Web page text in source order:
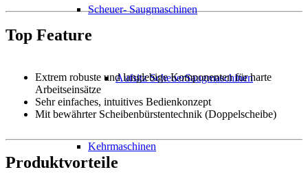
Scheuer- Saugmaschinen
Aufsitz ScheuerSaugmaschinen
Kehrmaschinen
Top Feature
Extrem robuste und langlebige Komponenten für harte
Arbeitseinsätze
Sehr einfaches, intuitives Bedienkonzept
Mit bewährter Scheibenbürstentechnik (Doppelscheibe)
Produktvorteile